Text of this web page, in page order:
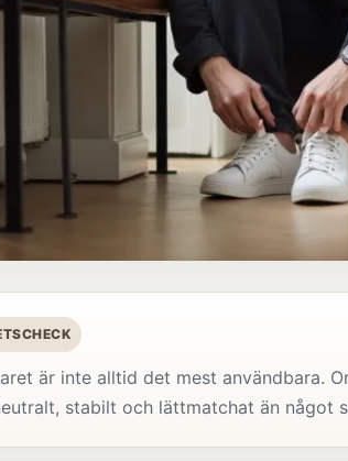
är inte alltid det mest användbara.
stabilt och lättmatchat än något